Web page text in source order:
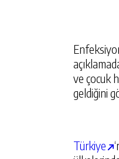
ve çocuk
geldiğini
Türkiye